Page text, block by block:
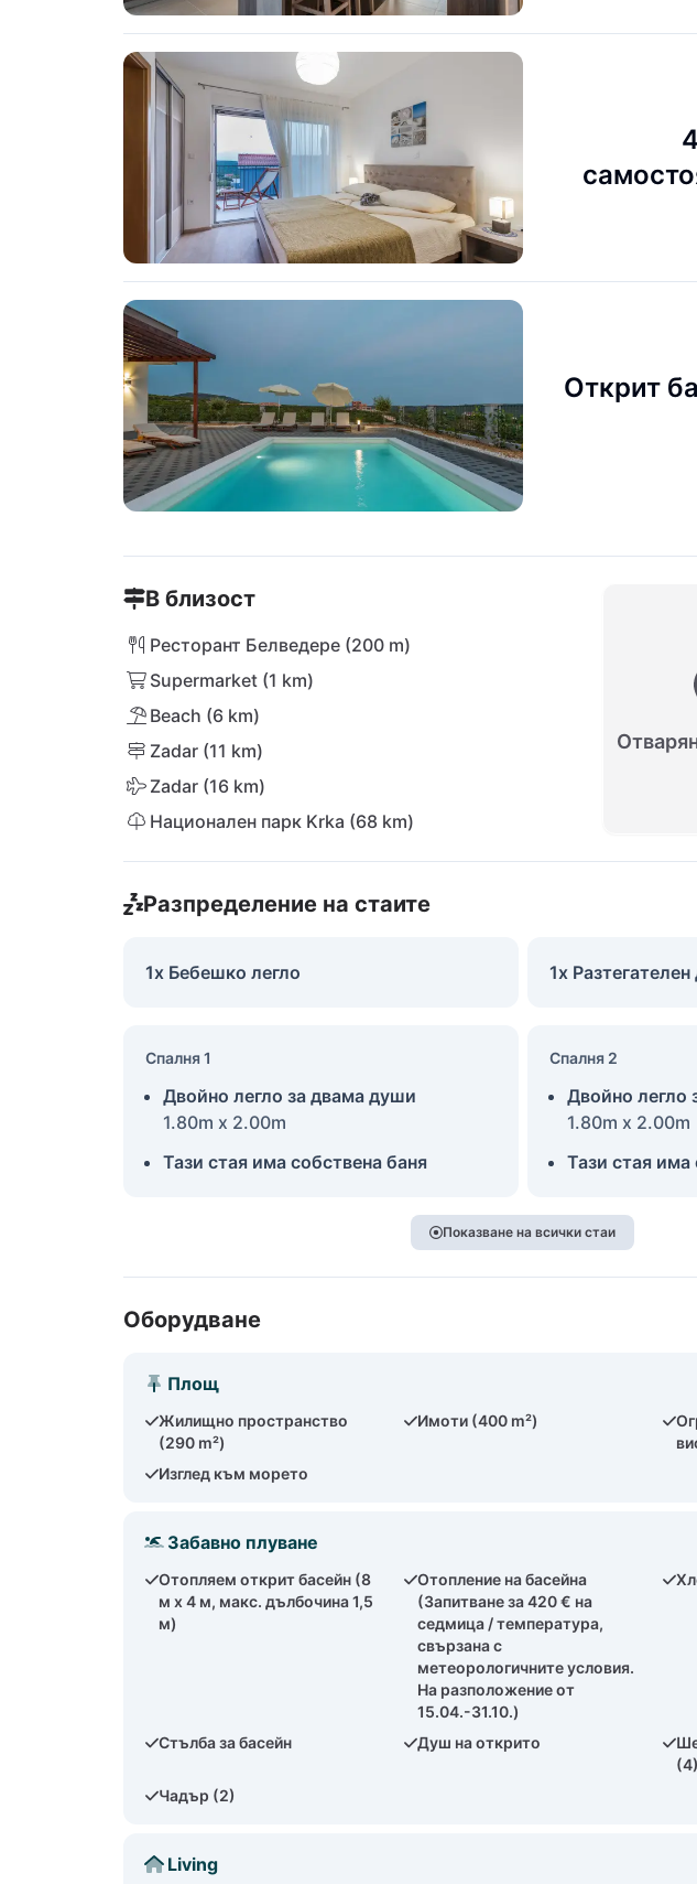
Открит
В близост
Ресторант Белведере (200 m)
Supermarket (1 km)
Beach (6 km)
Zadar (11 km)
Zadar (16 km)
Национален парк Krka (68 km)
Разпределение на стаите
1x Бебешко легло 1x Разтегателен
Спалня 1
Двойно легло за двама души
1.80m x 2.00m
Тази стая има собствена баня
Спалня 2
Двойно легло
1.80m x 2.00m
Тази стая има
Показване на всички стаи
Оборудване
Площ
Жилищно пространство
(290 m²)
Имоти (400 m²)
Изглед към морето
Забавно плуване
Отопляем открит басейн (8
м x 4 м, макс. дълбочина 1,5
м)
Отопление на басейна
(Запитване за 420 € на
седмица / температура,
свързана с
метеорологичните условия.
На разположение от
15.04.-31.10.)
Стълба за басейн Душ на открито
(4)
Чадър (2)
Living